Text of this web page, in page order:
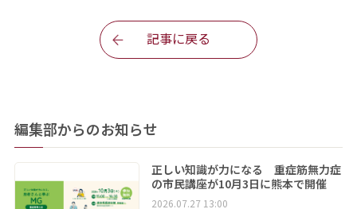
記事に戻る
編集部からのお知らせ
正しい知識が力になる 重症筋無力症
の市民講座が10月3日に熊本で開催
2026.07.27 13:00